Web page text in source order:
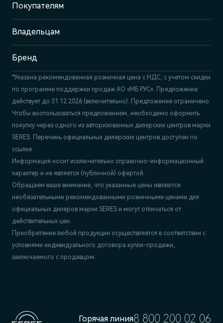
Горячая линия8 800 200 02 06
Покупателям
Владельцам
Бренд
*Указана рекомендованная розничная цена c НДС, с учетом скидки
по программе поддержки продаж АО «МБ РУС». Предложение
действует до 31.12.2026 (включительно). Предложение ограничено.
Чтобы воспользоваться предложением, необходимо оформить
покупку через одного из авторизованных дилерских центров марки
SERES. Перечень официальных дилерских центров доступен по
ссылке.
Информация носит исключительно справочно-информационный
характер и не является (публичной) офертой.
Обращаем ваше внимание, что указанные цены являются
необязательными рекомендованными розничными ценами для
официальных дилеров марки SERES и могут отличаться от
действительных цен.
Приобретение любой продукции осуществляется в соответствии с
условиями индивидуального договора купли-продажи,
заключаемого с продавцом.